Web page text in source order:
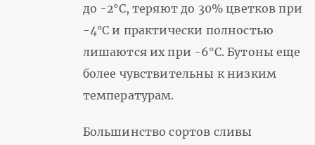
до -2°С, теряют до 30% цветков при
-4°С и практически полностью
лишаются их при -6°С. Бутоны еще
более чувствительны к низким
температурам.
Большинство сортов сливы